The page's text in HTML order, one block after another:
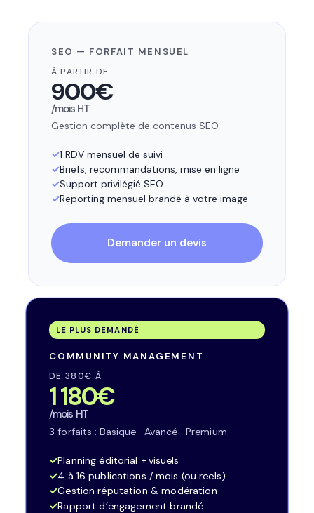
SEO — FORFAIT MENSUEL
À PARTIR DE
900€
/mois HT
Gestion complète de contenus SEO
1 RDV mensuel de suivi
Briefs, recommandations, mise en ligne
Support privilégié SEO
Reporting mensuel brandé à votre image
Demander un devis
LE PLUS DEMANDÉ
COMMUNITY MANAGEMENT
DE 380€ À
1 180€
/mois HT
3 forfaits : Basique · Avancé · Premium
Planning éditorial + visuels
4 à 16 publications / mois (ou reels)
Gestion réputation & modération
Rapport d’engagement brandé